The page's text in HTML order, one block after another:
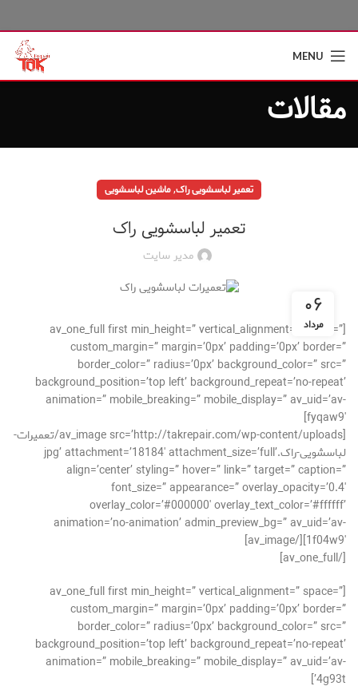
MENU
مقالات
تعمیر لباسشویی راک,ماشین لباسشویی
تعمیر لباسشویی راک
مدیر سایت
۰۶
مرداد
[av_one_full first min_height=” vertical_alignment=” space=”
custom_margin=” margin=’0px’ padding=’0px’ border=”
border_color=” radius=’0px’ background_color=” src=”
background_position=’top left’ background_repeat=’no-repeat’
animation=” mobile_breaking=” mobile_display=” av_uid=’av-
fyqaw9′]
[av_image src=’http://takrepair.com/wp-content/uploads/تعمیرات-
لباسشویی-راک.jpg’ attachment=’18184′ attachment_size=’full’
align=’center’ styling=” hover=” link=” target=” caption=”
font_size=” appearance=” overlay_opacity=’0.4′
overlay_color=’#000000′ overlay_text_color=’#ffffff’
animation=’no-animation’ admin_preview_bg=” av_uid=’av-
1f04w9′][/av_image]
[/av_one_full]
[av_one_full first min_height=” vertical_alignment=” space=”
custom_margin=” margin=’0px’ padding=’0px’ border=”
border_color=” radius=’0px’ background_color=” src=”
background_position=’top left’ background_repeat=’no-repeat’
animation=” mobile_breaking=” mobile_display=” av_uid=’av-
4g93t’]